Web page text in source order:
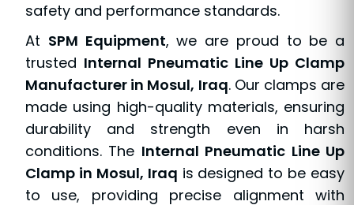
safety and performance standards.
At SPM Equipment, we are proud to be a
trusted Internal Pneumatic Line Up Clamp
Manufacturer in Mosul, Iraq. Our clamps are
made using high-quality materials, ensuring
durability and strength even in harsh
conditions. The Internal Pneumatic Line Up
Clamp in Mosul, Iraq is designed to be easy
to use, providing precise alignment with